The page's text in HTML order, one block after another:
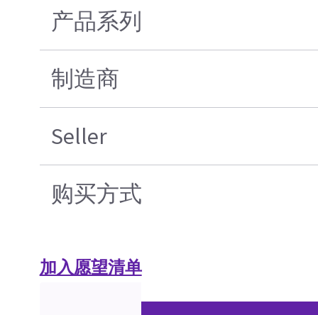
产品系列
制造商
Seller
购买方式
加入愿望清单